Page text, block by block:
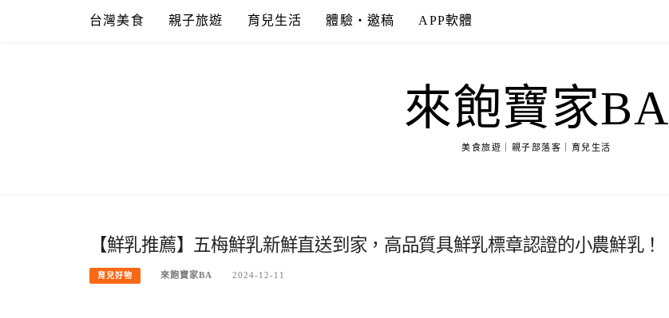
台灣美食 親子旅遊 育兒生活 體驗‧邀稿 APP軟體
來飽寶家BA
美食旅遊｜親子部落客｜育兒生活
【鮮乳推薦】五梅鮮乳新鮮直送到家，高品質具鮮乳標章認證的小農鮮乳！
育兒好物 來飽寶家BA 2024-12-11